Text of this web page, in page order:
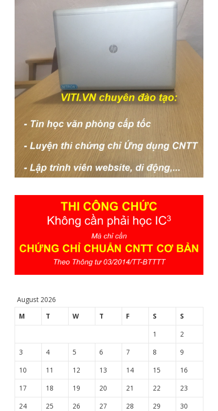
August 2026
M
T W T F S
S
1
2
3
4 5 6 7 8
9
10
11 12 13 14 15
16
17
18 19 20 21 22
23
24
25 26 27 28 29
30